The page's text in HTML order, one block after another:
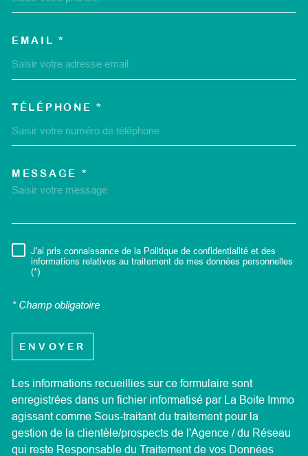
EMAIL *
TÉLÉPHONE *
MESSAGE *
RÈGLEMENTATION
J'ai pris connaissance de la Politique de confidentialité et des
informations relatives au traitement de mes données personnelles
(*)
* Champ obligatoire
ENVOYER
Les informations recueillies sur ce formulaire sont
enregistrées dans un fichier informatisé par La Boite Immo
agissant comme Sous-traitant du traitement pour la
gestion de la clientèle/prospects de l'Agence / du Réseau
qui reste Responsable du Traitement de vos Données